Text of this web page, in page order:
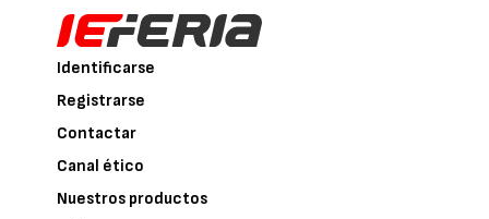
Identificarse
Registrarse
Contactar
Canal ético
Nuestros productos